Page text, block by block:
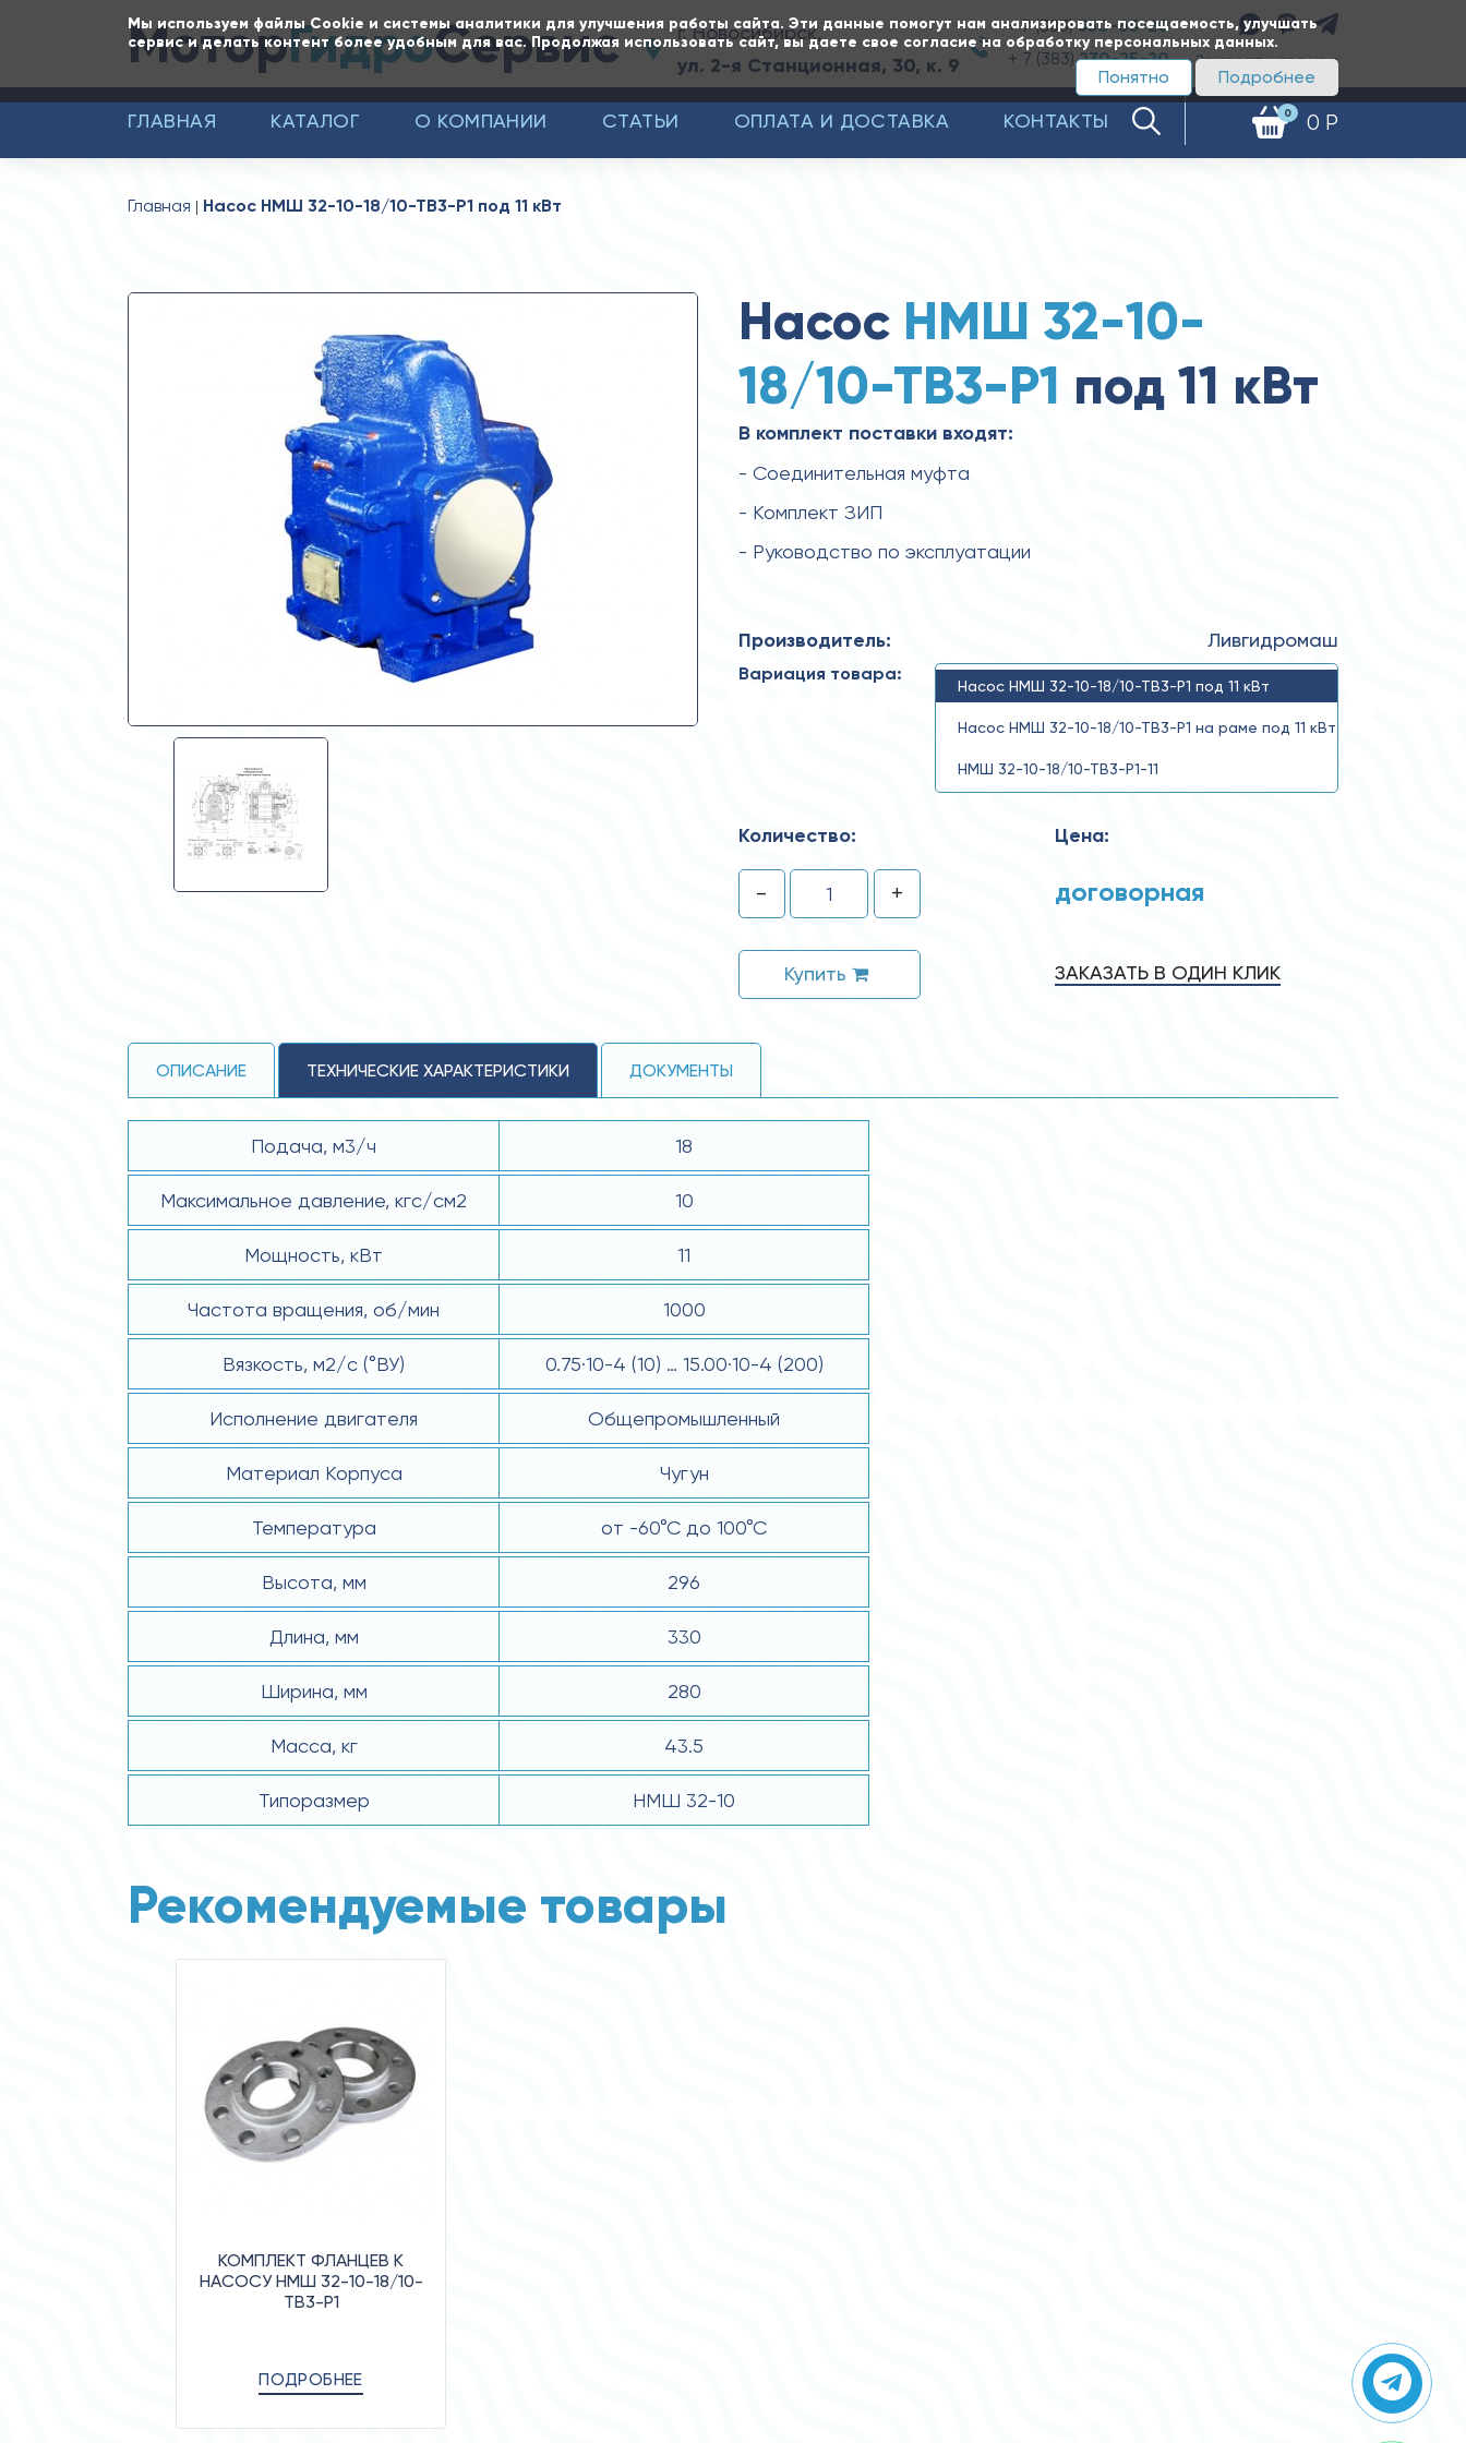
Мы используем файлы Cookie и системы аналитики для улучшения работы сайта. Эти данные помогут нам анализировать посещаемость, улучшать
сервис и делать контент более удобным для вас. Продолжая использовать сайт, вы даете свое согласие на обработку персональных данных.
Подробнее
Понятно
МоторГидроСервис г. Новосибирск,
ул. 2-я Станционная, 30, к. 9
+ 7 (383)350-65-20
+ 7 (383)230-25-20 Заказать звонок
0 0 Р
ГЛАВНАЯ КАТАЛОГ О КОМПАНИИ СТАТЬИ ОПЛАТА И ДОСТАВКА КОНТАКТЫ
Главная Насос НМШ 32-10-18/10-ТВ3-Р1 под 11 кВт
Насос НМШ 32-10-
18/10-ТВ3-Р1 под 11 кВт
В комплект поставки входят:
- Соединительная муфта
- Комплект ЗИП
- Руководство по эксплуатации
Производитель: Ливгидромаш
Вариация товара:
Насос НМШ 32-10-18/10-ТВ3-Р1 под 11 кВт
Насос НМШ 32-10-18/10-ТВ3-Р1 на раме под 11 кВт
НМШ 32-10-18/10-ТВ3-Р1-11
Количество:
- +
Купить
Цена:
договорная
ЗАКАЗАТЬ В ОДИН КЛИК
ОПИСАНИЕ ТЕХНИЧЕСКИЕ ХАРАКТЕРИСТИКИ ДОКУМЕНТЫ
Подача, м3/ч 18
Максимальное давление, кгс/см2 10
Мощность, кВт 11
Частота вращения, об/мин 1000
Вязкость, м2/с (°ВУ) 0.75·10-4 (10) … 15.00·10-4 (200)
Исполнение двигателя Общепромышленный
Материал Корпуса Чугун
Температура от -60°С до 100°С
Высота, мм 296
Длина, мм 330
Ширина, мм 280
Масса, кг 43.5
Типоразмер НМШ 32-10
Рекомендуемые товары
КОМПЛЕКТ ФЛАНЦЕВ К
НАСОСУ НМШ 32-10-18/10-
ТВ3-Р1
ПОДРОБНЕЕ